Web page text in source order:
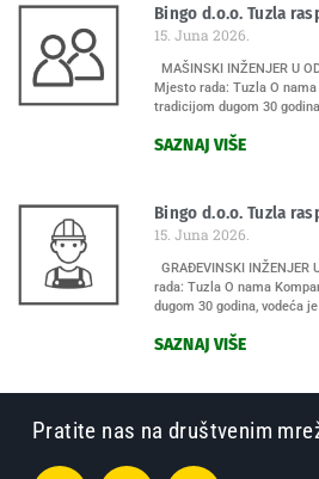
Bingo d.o.o. Tuzla
15. Juna 2026.
MAŠINSKI INŽENJER U
Mjesto rada: Tuzla O
tradicijom dugom 30
SAZNAJ VIŠE
Bingo d.o.o. Tuzla
15. Juna 2026.
GRAĐEVINSKI
rada: Tuzla O nama
dugom 30 godina, vodeća
SAZNAJ VIŠE
Pratite nas na društvenim